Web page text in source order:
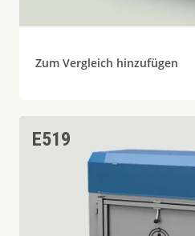
Zum Vergleich hinzufügen
E519